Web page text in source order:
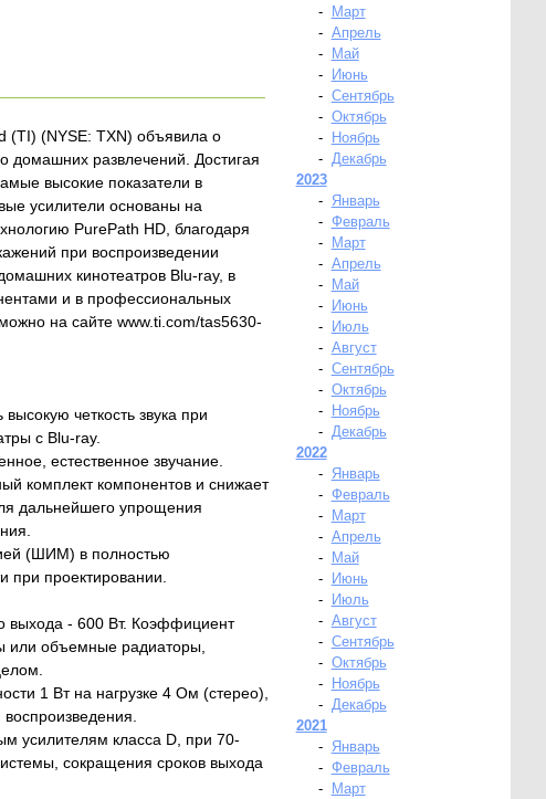
(NYSE: TXN) объявила о
домашних развлечений. Достигая
высокие показатели в
усилители основаны на
PurePath HD, благодаря
при воспроизведении
кинотеатров Blu-ray, в
и в профессиональных
на сайте www.ti.com/tas5630-
четкость звука при
с Blu-ray.
естественное звучание.
комплект компонентов и снижает
дальнейшего упрощения
(ШИМ) в полностью
при проектировании.
выхода - 600 Вт. Коэффициент
или объемные радиаторы,
1 Вт на нагрузке 4 Ом (стерео),
усилителям класса D, при 70-
сокращения сроков выхода
-
Март
- Апрель
-
Май
-
Июнь
- Сентябрь
- Октябрь
-
Ноябрь
- Декабрь
2023
-
Январь
- Февраль
-
Март
- Апрель
-
Май
-
Июнь
-
Июль
- Август
- Сентябрь
- Октябрь
-
Ноябрь
- Декабрь
2022
-
Январь
- Февраль
-
Март
- Апрель
-
Май
-
Июнь
-
Июль
- Август
- Сентябрь
- Октябрь
-
Ноябрь
- Декабрь
2021
-
Январь
- Февраль
-
Март